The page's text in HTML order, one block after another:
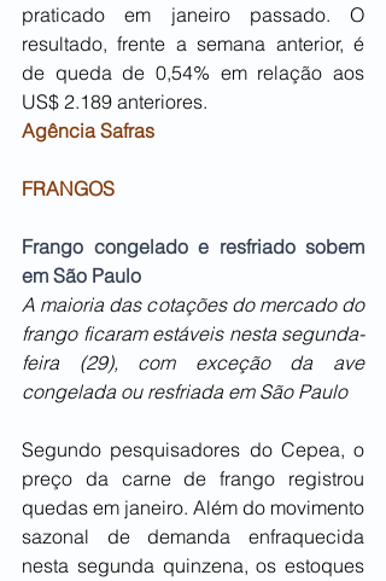
praticado em janeiro passado. O
resultado, frente a semana anterior, é
de queda de 0,54% em relação aos
US$ 2.189 anteriores.
Agência Safras
FRANGOS
Frango congelado e resfriado sobem
em São Paulo
A maioria das cotações do mercado do
frango ficaram estáveis nesta segunda-
feira (29), com exceção da ave
congelada ou resfriada em São Paulo
Segundo pesquisadores do Cepea, o
preço da carne de frango registrou
quedas em janeiro. Além do movimento
sazonal de demanda enfraquecida
nesta segunda quinzena, os estoques